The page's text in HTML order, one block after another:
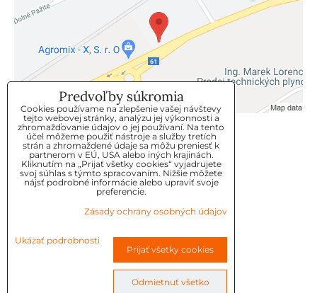
KLIENTSKÝ SERVIS
GDPR
KONTAKT
OBJEDNÁVKY
OBCHODNE-PODMIENKY
REKLAMAČNÉ PODMIENKY
Predvoľby súkromia
Cookies používame na zlepšenie vašej návštevy
tejto webovej stránky, analýzu jej výkonnosti a
zhromažďovanie údajov o jej používaní. Na tento
účel môžeme použiť nástroje a služby tretích
strán a zhromaždené údaje sa môžu preniesť k
partnerom v EÚ, USA alebo iných krajinách.
Kliknutím na „Prijať všetky cookies“ vyjadrujete
svoj súhlas s týmto spracovaním. Nižšie môžete
nájsť podrobné informácie alebo upraviť svoje
preferencie.
Zásady ochrany osobných údajov
Ukázať podrobnosti
Prijať všetky cookies
Odmietnuť všetko